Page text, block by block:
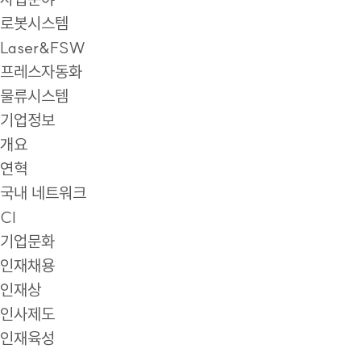
로봇시스템
Laser&FSW
프레스자동화
물류시스템
기업정보
개요
연혁
국내 네트워크
CI
기업문화
인재채용
인재상
인사제도
인재육성